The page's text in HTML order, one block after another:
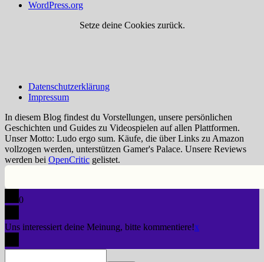
WordPress.org
Setze deine Cookies zurück.
Datenschutzerklärung
Impressum
In diesem Blog findest du Vorstellungen, unsere persönlichen
Geschichten und Guides zu Videospielen auf allen Plattformen.
Unser Motto: Ludo ergo sum. Käufe, die über Links zu Amazon
vollzogen werden, unterstützen Gamer's Palace. Unsere Reviews
werden bei OpenCritic gelistet.
0
Uns interessiert deine Meinung, bitte kommentiere!x